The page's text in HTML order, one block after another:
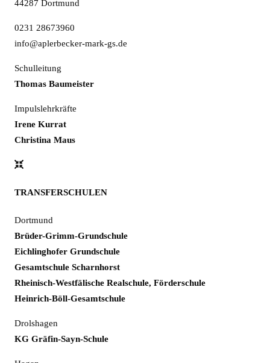
44287 Dortmund
0231 28673960
info@aplerbecker-mark-gs.de
Schulleitung
Thomas Baumeister
Impulslehrkräfte
Irene Kurrat
Christina Maus
TRANSFERSCHULEN
Dortmund
Brüder-Grimm-Grundschule
Eichlinghofer Grundschule
Gesamtschule Scharnhorst
Rheinisch-Westfälische Realschule, Förderschule
Heinrich-Böll-Gesamtschule
Drolshagen
KG Gräfin-Sayn-Schule